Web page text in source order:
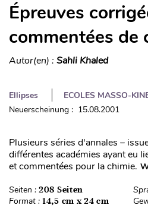
Épreuves
commentées de
Autor(en) : Sahli Khaled
Ellipses
ECOLES MASSO-
Neuerscheinung : 15.08.2001
Plusieurs séries d'annales –
différentes académies ayant eu
et commentées pour la chimie.
Seiten : 208 Seiten
Format : 14,5 cm x 24 cm